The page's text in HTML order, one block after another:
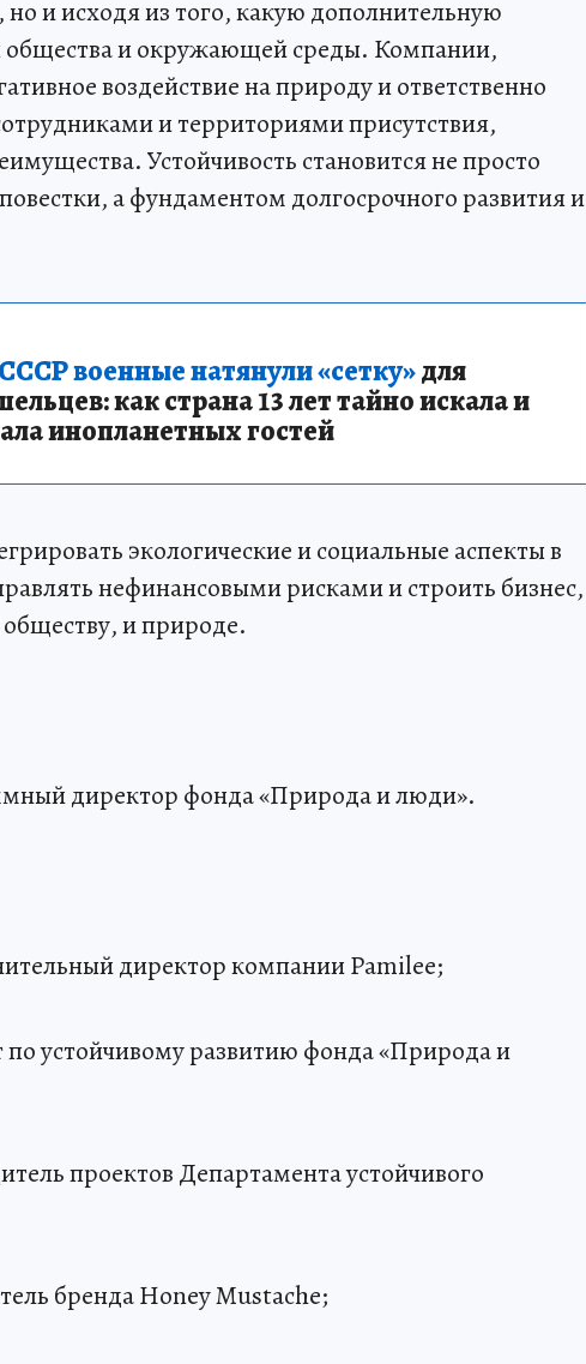
и исходя из того, какую дополнительную
общества и окружающей среды. Компании,
воздействие на природу и ответственно
и территориями присутствия,
Устойчивость становится не просто
а фундаментом долгосрочного развития и
военные натянули «сетку»для
как страна 13 лет тайно искала и
инопланетных гостей
экологические и социальные аспекты в
нефинансовыми рисками и строить бизнес,
и природе.
директор фонда «Природа и люди».
директор компании Pamilee;
по устойчивому развитию фонда «Природа и
проектов Департамента устойчивого
бренда Honey Mustache;